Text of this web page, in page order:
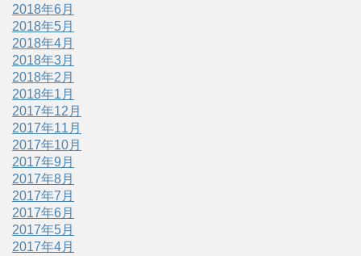
2018年6月
2018年5月
2018年4月
2018年3月
2018年2月
2018年1月
2017年12月
2017年11月
2017年10月
2017年9月
2017年8月
2017年7月
2017年6月
2017年5月
2017年4月